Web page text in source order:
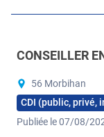
CONSEILLER
56 Morbihan
CDI (public, privé,
Publiée le 07/08/